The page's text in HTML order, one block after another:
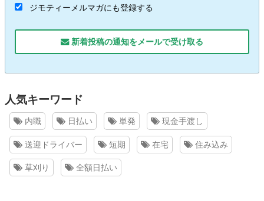
ジモティーメルマガにも登録する
新着投稿の通知をメールで受け取る
人気キーワード
内職 日払い 単発 現金手渡し
送迎ドライバー 短期 在宅 住み込み
草刈り 全額日払い